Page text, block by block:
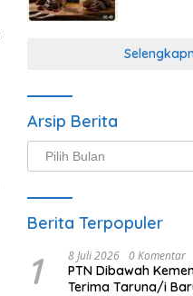
Arsip Berita
Arsip
Berita
Berita Terpopuler
1 8 Juli 2026 0 Komentar
PTN Dibawah
Terima Taruna/i